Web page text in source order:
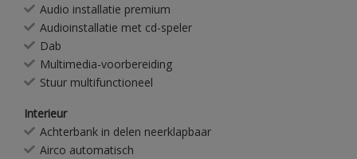
Audio installatie premium
Audioinstallatie met cd-speler
Dab
Multimedia-voorbereiding
Stuur multifunctioneel
Interieur
Achterbank in delen neerklapbaar
Airco automatisch